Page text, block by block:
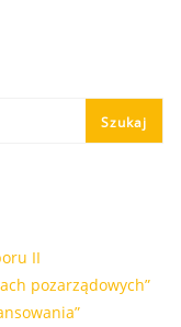
Szukaj
II
pozarządowych”